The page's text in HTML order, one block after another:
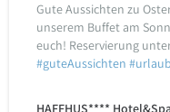
Gute Aussichten zu
unserem Buffet am
euch! Reservierung
#guteAussichten
HAFFHUS****